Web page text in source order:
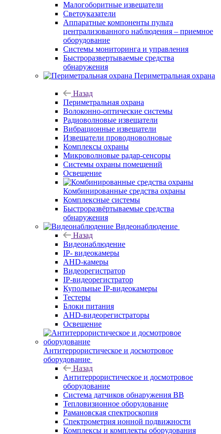
Малогоборитные извещатели
Светоуказатели
Аппаратные компоненты пульта
централизованного наблюдения – приемное
оборудование
Системы мониторинга и управления
Быстроразвертываемые средства
обнаружения
Периметральная охрана
Назад
Периметральная охрана
Волоконно-оптические системы
Радиоволновые извещатели
Вибрационные извещатели
Извещатели проводноволновые
Комплексы охраны
Микроволновые радар-сенсоры
Системы охраны помещений
Освещение
Комбинированные средства охраны
Комплексные системы
Быстроразвёртываемые средства
обнаружения
Видеонаблюдение
Назад
Видеонаблюдение
IP- видеокамеры
AHD-камеры
Видеорегистратор
IP-видеорегистратор
Купольные IP-видеокамеры
Тестеры
Блоки питания
AHD-видеорегистраторы
Освещение
Антитеррористическое и досмотровое
оборудование
Назад
Антитеррористическое и досмотровое
оборудование
Cистема датчиков обнаружения ВВ
Тепловизионное оборудование
Рамановская спектроскопия
Спектрометрия ионной подвижности
Комплексы и комплекты оборудования